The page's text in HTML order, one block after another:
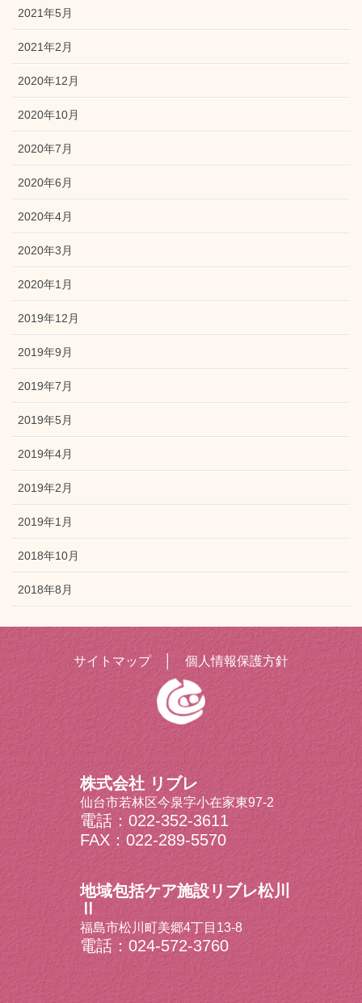
2021年5月
2021年2月
2020年12月
2020年10月
2020年7月
2020年6月
2020年4月
2020年3月
2020年1月
2019年12月
2019年9月
2019年7月
2019年5月
2019年4月
2019年2月
2019年1月
2018年10月
2018年8月
サイトマップ│ 個人情報保護方針
株式会社 リブレ
仙台市若林区今泉字小在家東97-2
電話：022-352-3611
FAX：022-289-5570
地域包括ケア施設リブレ松川
Ⅱ
福島市松川町美郷4丁目13-8
電話：024-572-3760